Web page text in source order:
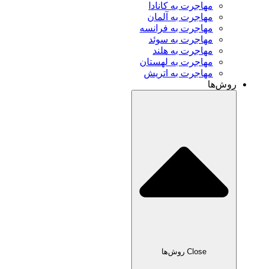
مهاجرت به کانادا
مهاجرت به آلمان
مهاجرت به فرانسه
مهاجرت به سوئد
مهاجرت به هلند
مهاجرت به لهستان
مهاجرت به اتریش
روش‌ها
Close روش‌ها